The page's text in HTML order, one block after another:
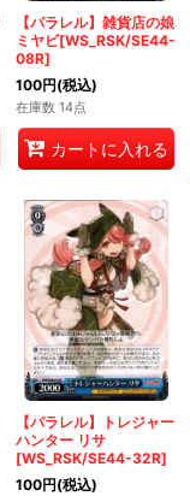
【パラレル】雑貨店の娘
ミヤビ[WS_RSK/SE44-
08R]
100円(税込)
在庫数 14点
カートに入れる
【パラレル】トレジャー
ハンター リサ
[WS_RSK/SE44-32R]
100円(税込)